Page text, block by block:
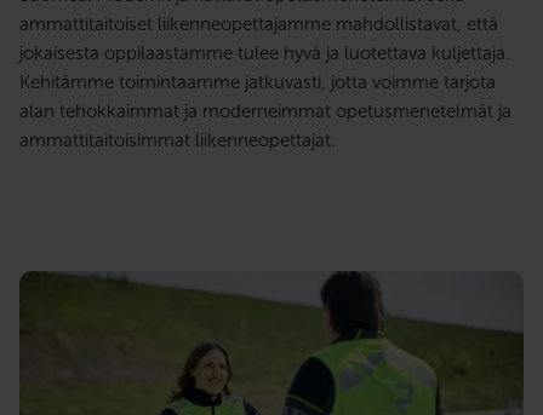
ammattitaitoiset liikenneopettajamme mahdollistavat, että
jokaisesta oppilaastamme tulee hyvä ja luotettava kuljettaja.
Kehitämme toimintaamme jatkuvasti, jotta voimme tarjota
alan tehokkaimmat ja moderneimmat opetusmenetelmät ja
ammattitaitoisimmat liikenneopettajat.